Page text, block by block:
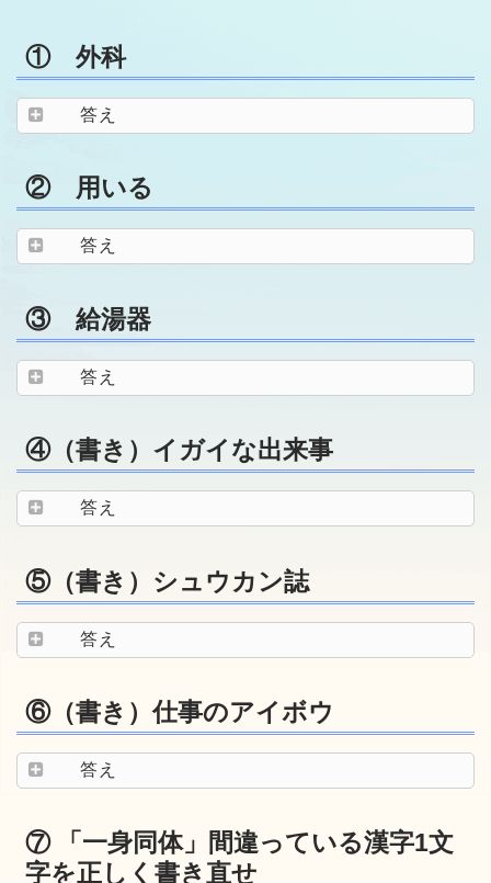
① 外科
答え
② 用いる
答え
③ 給湯器
答え
④（書き）イガイな出来事
答え
⑤（書き）シュウカン誌
答え
⑥（書き）仕事のアイボウ
答え
⑦ 「一身同体」間違っている漢字1文
字を正しく書き直せ